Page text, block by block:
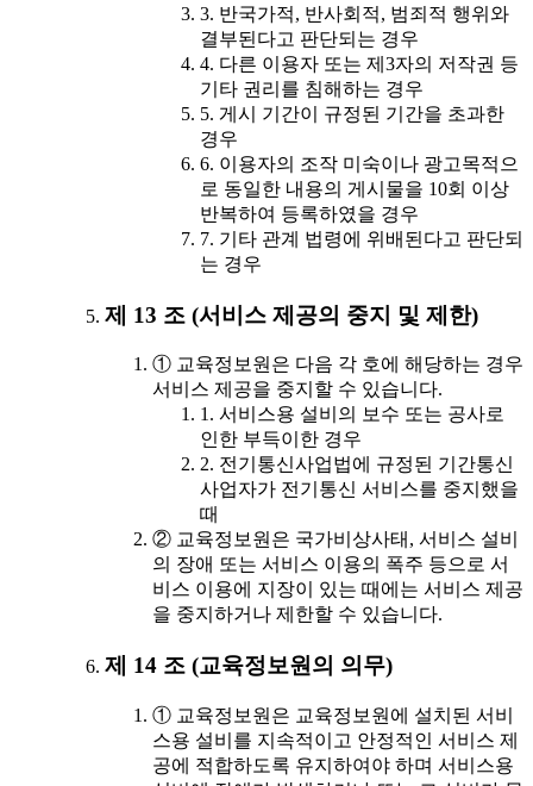
3. 반국가적, 반사회적, 범죄적 행위와
결부된다고 판단되는 경우
4. 다른 이용자 또는 제3자의 저작권 등
기타 권리를 침해하는 경우
5. 게시 기간이 규정된 기간을 초과한
경우
6. 이용자의 조작 미숙이나 광고목적으
로 동일한 내용의 게시물을 10회 이상
반복하여 등록하였을 경우
7. 기타 관계 법령에 위배된다고 판단되
는 경우
제 13 조 (서비스 제공의 중지 및 제한)
① 교육정보원은 다음 각 호에 해당하는 경우
서비스 제공을 중지할 수 있습니다.
1. 서비스용 설비의 보수 또는 공사로
인한 부득이한 경우
2. 전기통신사업법에 규정된 기간통신
사업자가 전기통신 서비스를 중지했을
때
② 교육정보원은 국가비상사태, 서비스 설비
의 장애 또는 서비스 이용의 폭주 등으로 서
비스 이용에 지장이 있는 때에는 서비스 제공
을 중지하거나 제한할 수 있습니다.
제 14 조 (교육정보원의 의무)
① 교육정보원은 교육정보원에 설치된 서비
스용 설비를 지속적이고 안정적인 서비스 제
공에 적합하도록 유지하여야 하며 서비스용